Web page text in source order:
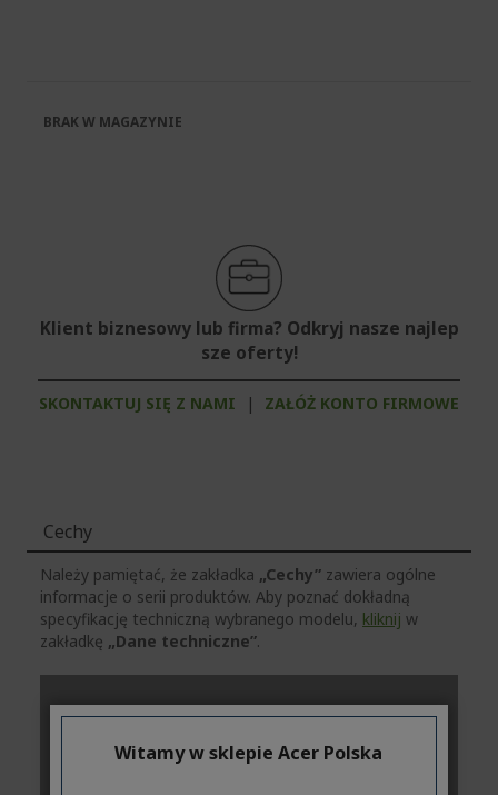
Klient biznesowy lub firma? Odkryj nasze najlep
sze oferty!
SKONTAKTUJ SIĘ Z NAMI | ZAŁÓŻ KONTO FIRMOWE
BRAK W MAGAZYNIE
Cechy
Należy pamiętać, że zakładka „Cechy” zawiera ogólne
informacje o serii produktów. Aby poznać dokładną
specyfikację techniczną wybranego modelu, kliknij w
zakładkę „Dane techniczne”.
Witamy w sklepie Acer Polska